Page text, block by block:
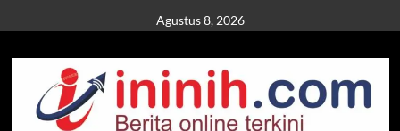
to
content
Agustus 8, 2026